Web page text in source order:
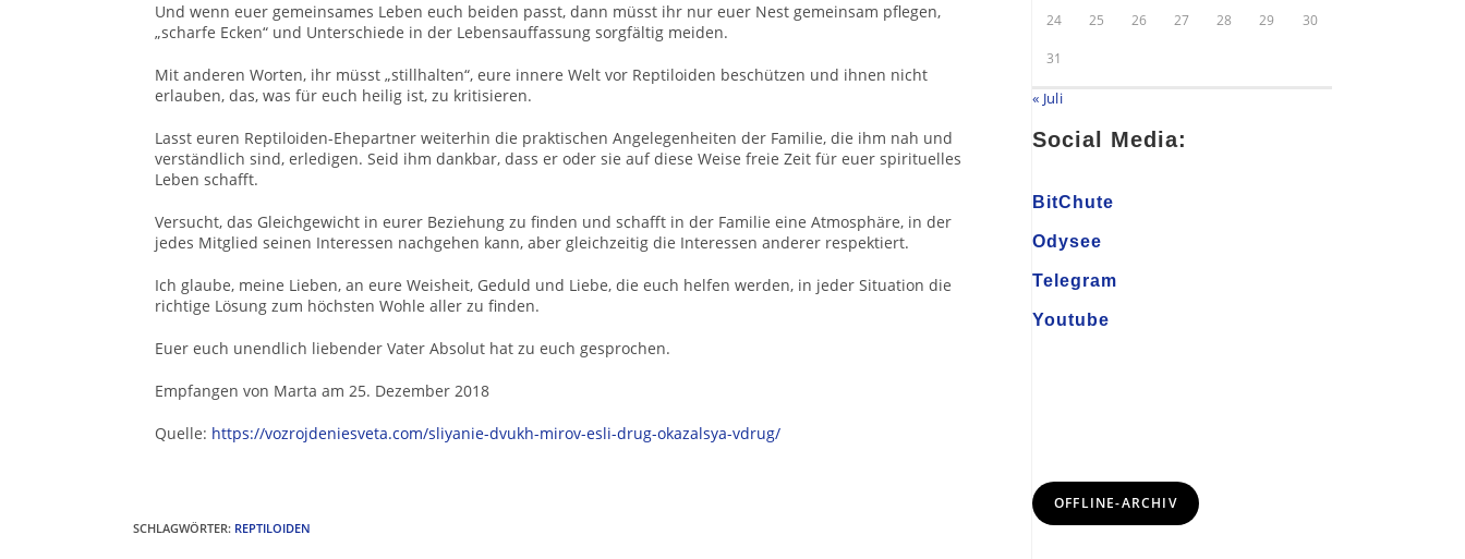
Und wenn euer gemeinsames Leben euch beiden passt, dann müsst ihr nur euer Nest gemeinsam pflegen,
„scharfe Ecken“ und Unterschiede in der Lebensauffassung sorgfältig meiden.
Mit anderen Worten, ihr müsst „stillhalten“, eure innere Welt vor Reptiloiden beschützen und ihnen nicht
erlauben, das, was für euch heilig ist, zu kritisieren.
Lasst euren Reptiloiden-Ehepartner weiterhin die praktischen Angelegenheiten der Familie, die ihm nah und
verständlich sind, erledigen. Seid ihm dankbar, dass er oder sie auf diese Weise freie Zeit für euer spirituelles
Leben schafft.
Versucht, das Gleichgewicht in eurer Beziehung zu finden und schafft in der Familie eine Atmosphäre, in der
jedes Mitglied seinen Interessen nachgehen kann, aber gleichzeitig die Interessen anderer respektiert.
Ich glaube, meine Lieben, an eure Weisheit, Geduld und Liebe, die euch helfen werden, in jeder Situation die
richtige Lösung zum höchsten Wohle aller zu finden.
Euer euch unendlich liebender Vater Absolut hat zu euch gesprochen.
Empfangen von Marta am 25. Dezember 2018
Quelle: https://vozrojdeniesveta.com/sliyanie-dvukh-mirov-esli-drug-okazalsya-vdrug/
SCHLAGWÖRTER: REPTILOIDEN
24 25 26 27 28 29 30
31
« Juli
Social Media:
BitChute
Odysee
Telegram
Youtube
OFFLINE-ARCHIV